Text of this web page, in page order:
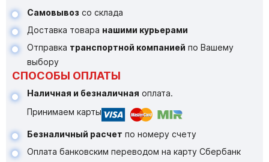
Самовывоз со склада
Доставка товара нашими курьерами
Отправка транспортной компанией по Вашему
выбору
СПОСОБЫ ОПЛАТЫ
Наличная и безналичная оплата.
Принимаем карты
Безналичный расчет по номеру счету
Оплата банковским переводом на карту Сбербанк